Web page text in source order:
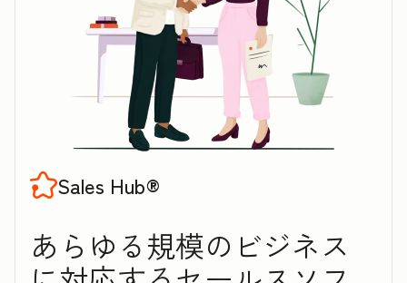
Sales Hub®
あらゆる規模のビジネス